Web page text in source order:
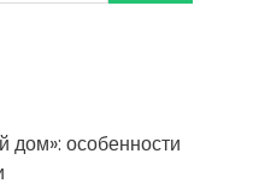
дом»: особенности